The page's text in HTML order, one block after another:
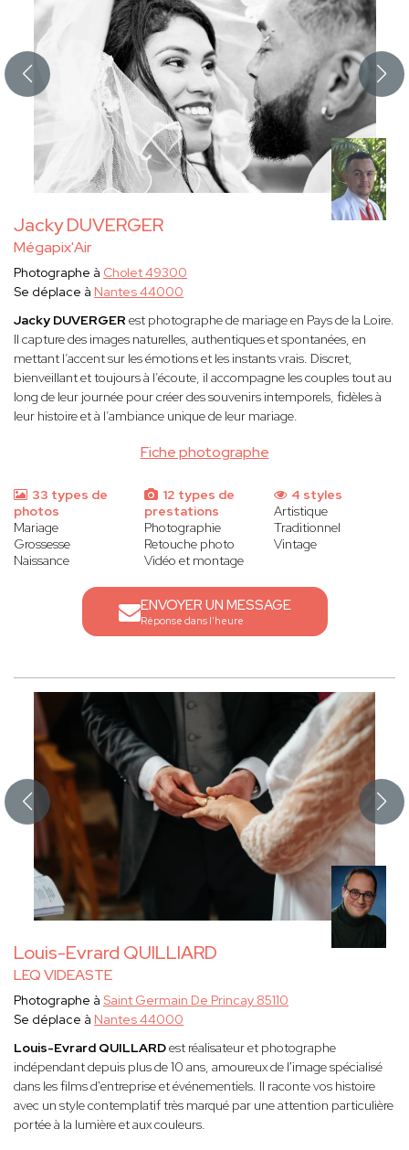
Jacky DUVERGER
Mégapix'Air
Fiche photographe
Photographe à Cholet 49300
Se déplace à Nantes 44000
Jacky DUVERGER est photographe de mariage en Pays de la Loire.
Il capture des images naturelles, authentiques et spontanées, en
mettant l’accent sur les émotions et les instants vrais. Discret,
bienveillant et toujours à l’écoute, il accompagne les couples tout au
long de leur journée pour créer des souvenirs intemporels, fidèles à
leur histoire et à l’ambiance unique de leur mariage.
33 types de
photos
Mariage
Grossesse
Naissance
12 types de
prestations
Photographie
Retouche photo
Vidéo et montage
4 styles
Artistique
Traditionnel
Vintage
ENVOYER UN MESSAGE
Réponse dans l'heure
Louis-Evrard QUILLIARD
LEQ VIDEASTE
Photographe à Saint Germain De Princay 85110
Se déplace à Nantes 44000
Louis-Evrard QUILLARDest réalisateur et photographe
indépendant depuis plus de 10 ans, amoureux de l'image spécialisé
dans les films d'entreprise et événementiels. Il raconte vos histoire
avec un style contemplatif très marqué par une attention particulière
portée à la lumière et aux couleurs.